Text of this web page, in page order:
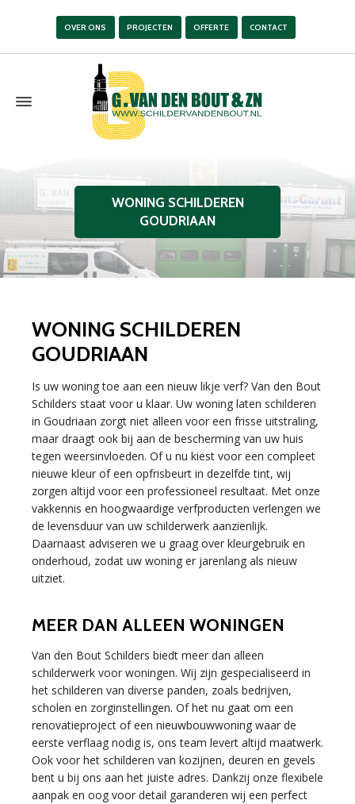
OVER ONS PROJECTEN OFFERTE CONTACT
WONING SCHILDEREN
GOUDRIAAN
WONING SCHILDEREN
GOUDRIAAN
Is uw woning toe aan een nieuw likje verf? Van den Bout
Schilders staat voor u klaar. Uw woning laten schilderen
in Goudriaan zorgt niet alleen voor een frisse uitstraling,
maar draagt ook bij aan de bescherming van uw huis
tegen weersinvloeden. Of u nu kiest voor een compleet
nieuwe kleur of een opfrisbeurt in dezelfde tint, wij
zorgen altijd voor een professioneel resultaat. Met onze
vakkennis en hoogwaardige verfproducten verlengen we
de levensduur van uw schilderwerk aanzienlijk.
Daarnaast adviseren we u graag over kleurgebruik en
onderhoud, zodat uw woning er jarenlang als nieuw
uitziet.
MEER DAN ALLEEN WONINGEN
Van den Bout Schilders biedt meer dan alleen
schilderwerk voor woningen. Wij zijn gespecialiseerd in
het schilderen van diverse panden, zoals bedrijven,
scholen en zorginstellingen. Of het nu gaat om een
renovatieproject of een nieuwbouwwoning waar de
eerste verflaag nodig is, ons team levert altijd maatwerk.
Ook voor het schilderen van kozijnen, deuren en gevels
bent u bij ons aan het juiste adres. Dankzij onze flexibele
aanpak en oog voor detail garanderen wij een perfect